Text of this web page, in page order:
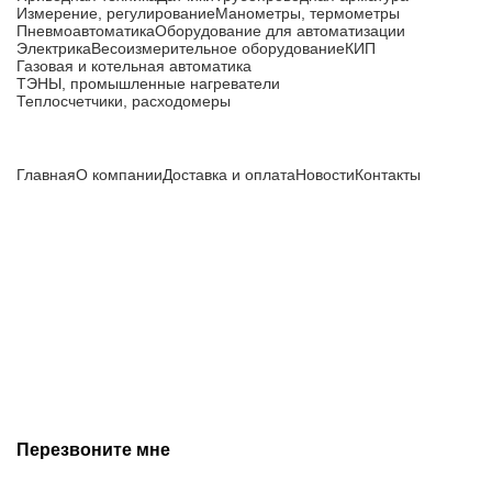
Измерение, регулированиеМанометры, термометры
ПневмоавтоматикаОборудование для автоматизации
ЭлектрикаВесоизмерительное оборудованиеКИП
Газовая и котельная автоматика
ТЭНЫ, промышленные нагреватели
Теплосчетчики, расходомеры
ГлавнаяО компанииДоставка и оплатаНовостиКонтакты
Перезвоните мне